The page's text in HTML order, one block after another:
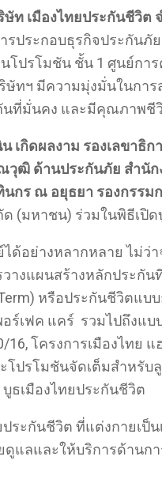
ษัท เมืองไทยประกันชีวิต
รประกอบธุรกิจประกัน
โปรโมชัน ชั้น 1 ศูนย์ก
ฯ มีความมุ่งมั่นในการ
ที่มั่นคง และมีคุณภาพชี
เกิดผลงาม รองเลขาธิ
วุฒิ ด้านประกันภัย สำนั
ณ อยุธยา รองกรรมก
(มหาชน) ร่วมในพิธีเปิ
ด้อย่างหลากหลาย ไม่
างแผนสร้างหลักประ
หรือประกันชีวิตแ
เฟค แคร์ รวมไปถึงแบ
16, โครงการเมืองไ
โปรโมชันจัดเต็มสำหรั
เมืองไทยประกันชีวิต
ระกันชีวิต ที่แต่งกายเป็
แลและให้บริการด้าน